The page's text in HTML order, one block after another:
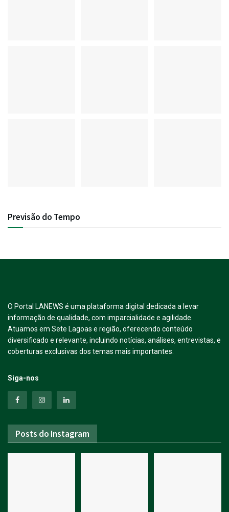
Previsão do Tempo
O Portal LANEWS é uma plataforma digital dedicada a levar
informação de qualidade, com imparcialidade e agilidade.
Atuamos em Sete Lagoas e região, oferecendo conteúdo
diversificado e relevante, incluindo notícias, análises, entrevistas, e
coberturas exclusivas dos temas mais importantes.
Siga-nos
Posts do Instagram